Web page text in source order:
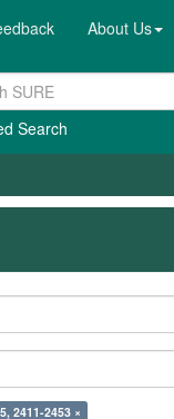
About Us
Search
2411-2453 ×